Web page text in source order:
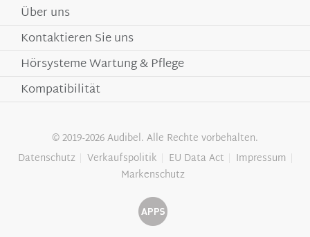
Über uns
Kontaktieren Sie uns
Hörsysteme Wartung & Pflege
Kompatibilität
© 2019-2026 Audibel. Alle Rechte vorbehalten.
Datenschutz
Verkaufspolitik EU Data Act
Impressum
Markenschutz